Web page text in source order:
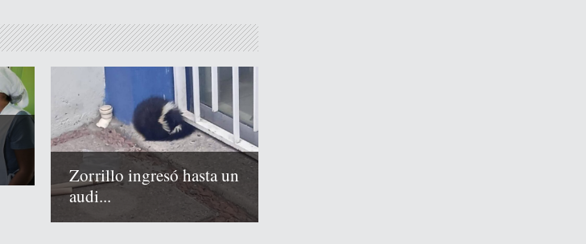
Zorrillo ingresó hasta un
audi...